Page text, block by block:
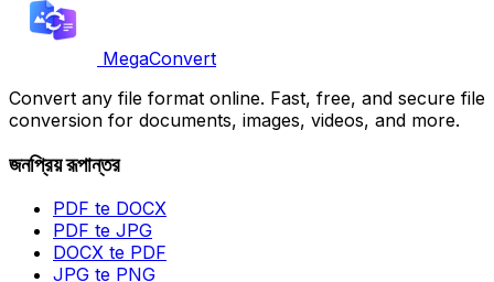
MegaConvert
Convert any file format online. Fast, free, and secure file
conversion for documents, images, videos, and more.
জনপ্রিয় রূপান্তর
PDF te DOCX
PDF te JPG
DOCX te PDF
JPG te PNG